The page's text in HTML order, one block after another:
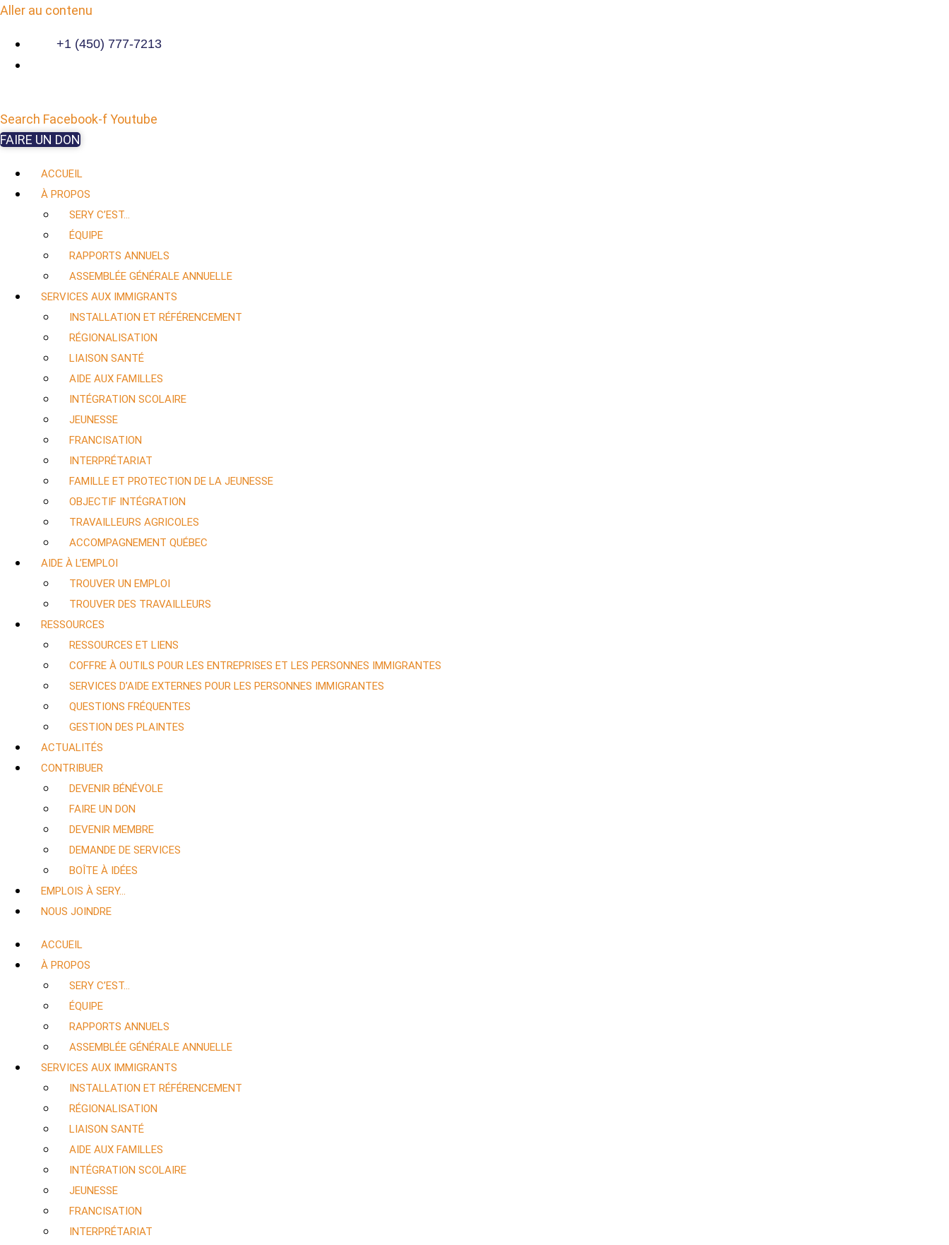
Aller au contenu
+1 (450) 777-7213
Search Facebook-fYoutube
FAIRE UN DON
ACCUEIL
À PROPOS
SERY C’EST…
ÉQUIPE
RAPPORTS ANNUELS
ASSEMBLÉE GÉNÉRALE ANNUELLE
SERVICES AUX IMMIGRANTS
INSTALLATION ET RÉFÉRENCEMENT
RÉGIONALISATION
LIAISON SANTÉ
AIDE AUX FAMILLES
INTÉGRATION SCOLAIRE
JEUNESSE
FRANCISATION
INTERPRÉTARIAT
FAMILLE ET PROTECTION DE LA JEUNESSE
OBJECTIF INTÉGRATION
TRAVAILLEURS AGRICOLES
ACCOMPAGNEMENT QUÉBEC
AIDE À L’EMPLOI
TROUVER UN EMPLOI
TROUVER DES TRAVAILLEURS
RESSOURCES
RESSOURCES ET LIENS
COFFRE À OUTILS POUR LES ENTREPRISES ET LES PERSONNES IMMIGRANTES
SERVICES D’AIDE EXTERNES POUR LES PERSONNES IMMIGRANTES
QUESTIONS FRÉQUENTES
GESTION DES PLAINTES
ACTUALITÉS
CONTRIBUER
DEVENIR BÉNÉVOLE
FAIRE UN DON
DEVENIR MEMBRE
DEMANDE DE SERVICES
BOÎTE À IDÉES
EMPLOIS À SERY…
NOUS JOINDRE
ACCUEIL
À PROPOS
SERY C’EST…
ÉQUIPE
RAPPORTS ANNUELS
ASSEMBLÉE GÉNÉRALE ANNUELLE
SERVICES AUX IMMIGRANTS
INSTALLATION ET RÉFÉRENCEMENT
RÉGIONALISATION
LIAISON SANTÉ
AIDE AUX FAMILLES
INTÉGRATION SCOLAIRE
JEUNESSE
FRANCISATION
INTERPRÉTARIAT